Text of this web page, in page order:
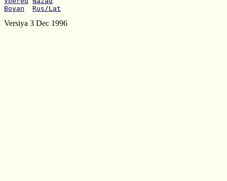
Boyan
Rus/Lat
Versiya 3 Dec 1996